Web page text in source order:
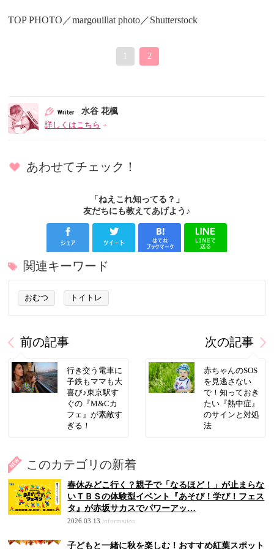
TOP PHOTO／margouillat photo／Shutterstock
2
水谷 花楓
詳しくはこちら
あわせてチェック！
「ねえこれ知ってる？」
友だちにも教えてあげよう♪
関連キーワード
おむつ トイトレ
前の記事
行き交う電車に
子鉄もママも大
喜び♪東京駅す
ぐの『M&Cカ
フェ』が素敵す
ぎる！
次の記事
赤ちゃんのSOS
を見逃さない
で！知っておき
たい『熱中症』
のサインと対処
法
このカテゴリの新着
春休みどこ行く？親子で「なるほど！」が止まらな
いＴＢＳの体験型イベント『あそび！学び！フェス
タ』が赤坂サカスでパワーアッ…
2026.03.13 information
子どもと一緒に秋を楽しむ！おすすめ紅葉スポット